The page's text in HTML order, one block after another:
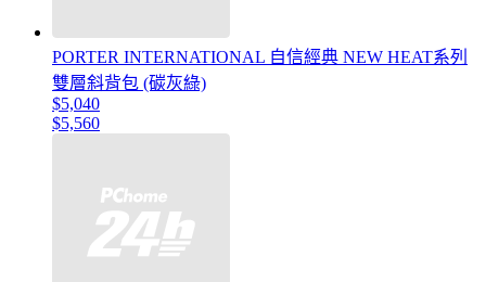
PORTER INTERNATIONAL 自信經典 NEW HEAT系列
雙層斜背包 (碳灰綠)
$5,040
$5,560